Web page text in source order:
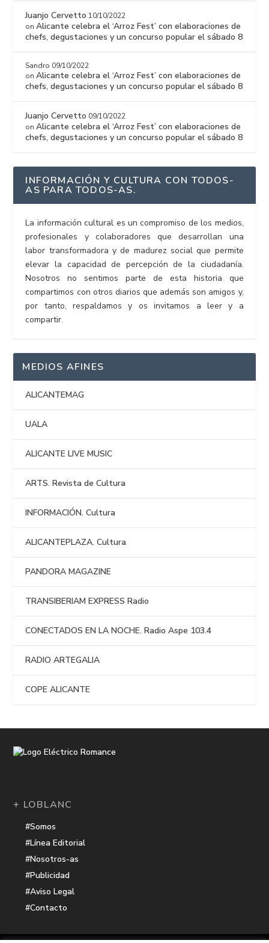
Juanjo Cervetto 10/10/2022
onAlicante celebra el ‘Arroz Fest’ con elaboraciones de
chefs, degustaciones y un concurso popular el sábado 8
Sandro 09/10/2022
onAlicante celebra el ‘Arroz Fest’ con elaboraciones de
chefs, degustaciones y un concurso popular el sábado 8
Juanjo Cervetto 09/10/2022
onAlicante celebra el ‘Arroz Fest’ con elaboraciones de
chefs, degustaciones y un concurso popular el sábado 8
INFORMACIÓN Y CULTURA CON TODOS-
AS PARA TODOS-AS.
La información cultural es un compromiso de los medios,
profesionales y colaboradores que desarrollan una
labor transformadora y de madurez social que permite
elevar la capacidad de percepción de la ciudadanía.
Nosotros no sentimos parte de esta historia que
compartimos con otros diarios que además son amigos y,
por tanto, respaldamos y os invitamos a leer y a
compartir.
MEDIOS AFINES
ALICANTEMAG
UALA
ALICANTE LIVE MUSIC
ARTS. Revista de Cultura
INFORMACIÓN. Cultura
ALICANTEPLAZA. Cultura
PANDORA MAGAZINE
TRANSIBERIAM EXPRESS Radio
CONECTADOS EN LA NOCHE. Radio Aspe 103.4
RADIO ARTEGALIA
COPE ALICANTE
+ LOBLANC
#Somos
#Línea Editorial
#Nosotros-as
#Publicidad
#Aviso Legal
#Contacto